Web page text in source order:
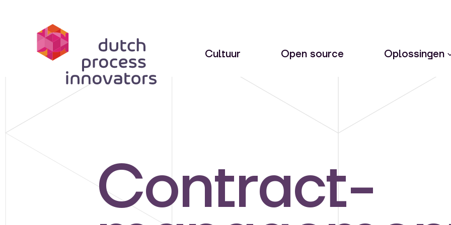
Cultuur
Open source Oplossingen
Contract­